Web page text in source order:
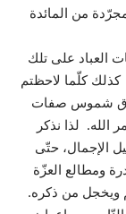
من المائدة
العباد على تلك
كلّما لاحظتم
شموس صفات
الله. لذا نذكر
الإجمال، حتّى
ومطالع العزّة
ويخجل من ذكره.